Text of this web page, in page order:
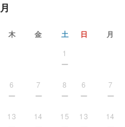
月
木 金 土
1
6 7 8
13 14 15
日 月
6 7
13 14